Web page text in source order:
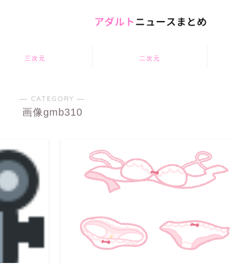
三次元 二次元
― CATEGORY ―
画像gmb310